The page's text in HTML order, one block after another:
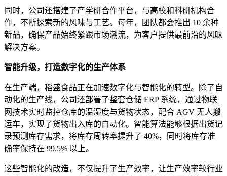
同时，公司还搭建了产学研合作平台，与高校和科研机构合
作，不断探索新的风味与工艺。每年，团队都会推出 10 余种
新品，确保产品始终紧跟市场潮流，为客户提供最前沿的风味
解决方案。
智能升级，打造数字化的生产体系
在生产端，稻盛食品正在加速数字化与智能化的转型。除了自
动化的生产线，公司还部署了整套仓储 ERP 系统，通过物联
网技术实时监控仓库的温湿度与货物状态，配合 AGV 无人搬
运车，实现了货物出入库的自动化。智能算法能够根据出货记
录预测库存需求，将库存周转率提升了 40%，同时将库存准
确率保持在 99.5% 以上。
这些智能化的改造，不仅提升了生产效率，让生产效率较行业